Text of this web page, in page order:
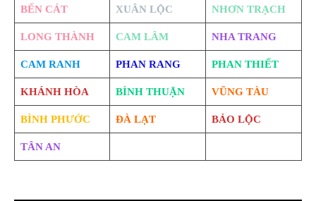
BẾN CÁT XUÂN LỘC NHƠN TRẠCH
LONG THÀNH CAM LÂM NHA TRANG
CAM RANH PHAN RANG PHAN THIẾT
KHÁNH HÒA BÌNH THUẬN VŨNG TÀU
BÌNH PHƯỚC ĐÀ LẠT BẢO LỘC
TÂN AN